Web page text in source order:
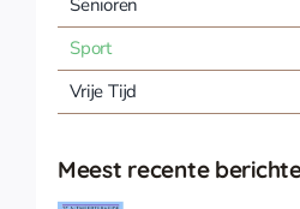
Senioren
Sport
Vrije Tijd
Meest recente